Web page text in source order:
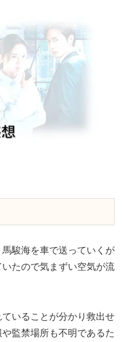
駿海を車で送っていくが
たので気まずい空気が流
いることが分かり救出せ
監禁場所も不明であるた